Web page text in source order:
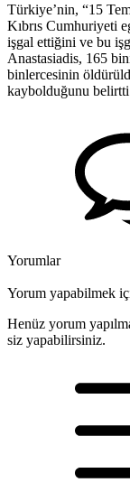
Türkiye’nin, “15
Kıbrıs Cumhuriyeti
işgal ettiğini ve bu
Anastasiadis, 165
binlercesinin
kaybolduğunu
Yorumlar
Yorum yapabilmek
Henüz yorum
siz yapabilirsiniz.